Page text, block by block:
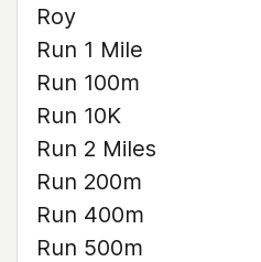
Roy
Run 1 Mile
Run 100m
Run 10K
Run 2 Miles
Run 200m
Run 400m
Run 500m